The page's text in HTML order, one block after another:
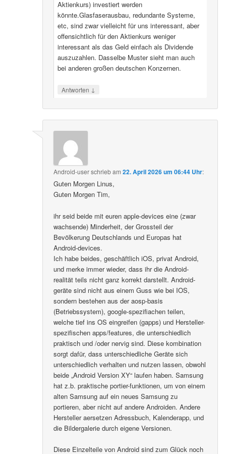
Aktienkurs) investiert werden
könnte.Glasfaserausbau, redundante Systeme,
etc, sind zwar vielleicht für uns interessant, aber
offensichtlich für den Aktienkurs weniger
interessant als das Geld einfach als Dividende
auszuzahlen. Dasselbe Muster sieht man auch
bei anderen großen deutschen Konzernen.
Antworten ↓
Android-userschriebam22. April 2026 um 06:44 Uhr:
Guten Morgen Linus,
Guten Morgen Tim,
ihr seid beide mit euren apple-devices eine (zwar
wachsende) Minderheit, der Grossteil der
Bevölkerung Deutschlands und Europas hat
Android-devices.
Ich habe beides, geschäftlich iOS, privat Android,
und merke immer wieder, dass ihr die Android-
realität teils nicht ganz korrekt darstellt. Android-
geräte sind nicht aus einem Guss wie bei IOS,
sondern bestehen aus der aosp-basis
(Betriebssystem), google-spezifiachen teilen,
welche tief ins OS eingreifen (gapps) und Hersteller-
spezifischen apps/features, die unterschiedlich
praktisch und /oder nervig sind. Diese kombination
sorgt dafür, dass unterschiedliche Geräte sich
unterschiedlich verhalten und nutzen lassen, obwohl
beide „Android Version XY“ laufen haben. Samsung
hat z.b. praktische portier-funktionen, um von einem
alten Samsung auf ein neues Samsung zu
portieren, aber nicht auf andere Androiden. Andere
Hersteller aersetzen Adressbuch, Kalenderapp, und
die Bildergalerie durch eigene Versionen.
Diese Einzelteile von Android sind zum Glück noch